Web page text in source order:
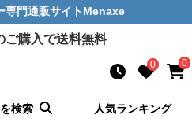
専門通販サイト Menaxe
ご購入で送料無料
0 0
検索 人気ランキング